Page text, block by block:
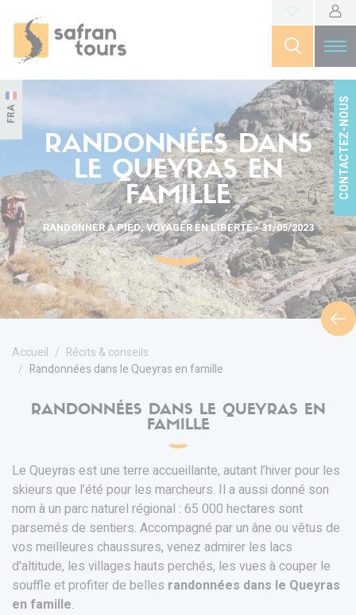
FRA CONTACTEZ-NOUS
RANDONNÉES DANS
LE QUEYRAS EN
FAMILLE
RANDONNER À PIED, VOYAGER EN LIBERTÉ • 31/05/2023
Accueil
Récits & conseils
Randonnées dans le Queyras en famille
RANDONNÉES DANS LE QUEYRAS EN
FAMILLE
Le Queyras est une terre accueillante, autant l’hiver pour les
skieurs que l’été pour les marcheurs. Il a aussi donné son
nom à un parc naturel régional : 65 000 hectares sont
parsemés de sentiers. Accompagné par un âne ou vêtus de
vos meilleures chaussures, venez admirer les lacs
d'altitude, les villages hauts perchés, les vues à couper le
souffle et profiter de belles randonnées dans le Queyras
en famille.